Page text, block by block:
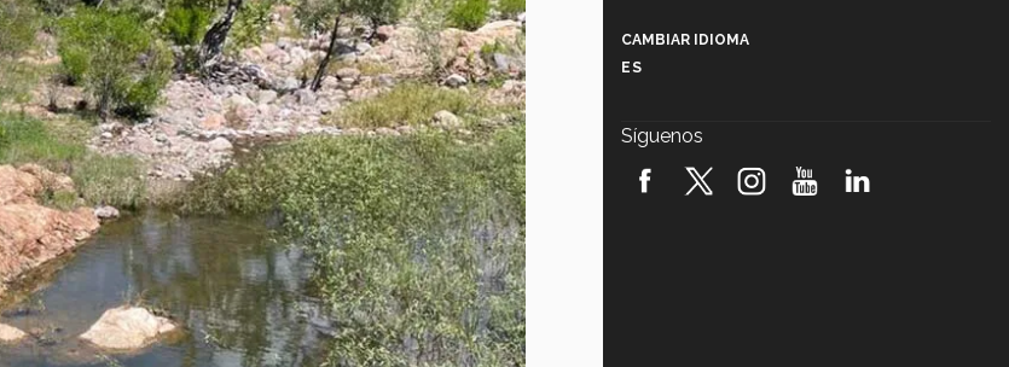
robótica FIRST 2026! (video)
CAMBIAR IDIOMA
ES
Síguenos